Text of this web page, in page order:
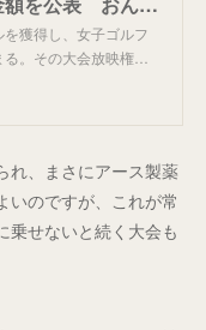
獲得し、女子ゴルフ
。その大会放映権…
れ、まさにアース製薬
いのですが、これが常
乗せないと続く大会も